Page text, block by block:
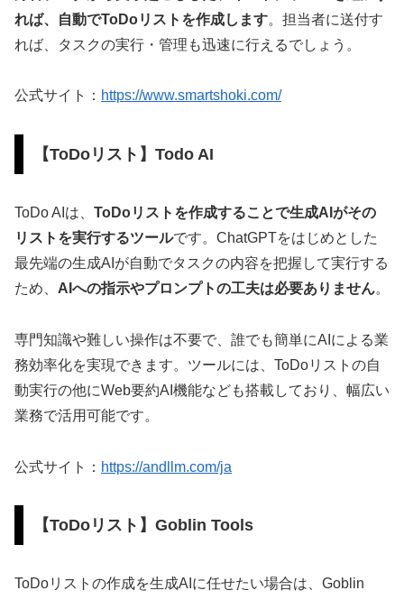
れば、自動でToDoリストを作成します。担当者に送付す
れば、タスクの実行・管理も迅速に行えるでしょう。
公式サイト： https://www.smartshoki.com/
【ToDoリスト】Todo AI
ToDo AIは、 ToDoリストを作成することで生成AIがその
リストを実行するツールです。ChatGPTをはじめとした
最先端の生成AIが自動でタスクの内容を把握して実行する
ため、 AIへの指示やプロンプトの工夫は必要ありません。
専門知識や難しい操作は不要で、誰でも簡単にAIによる業
務効率化を実現できます。ツールには、ToDoリストの自
動実行の他にWeb要約AI機能なども搭載しており、幅広い
業務で活用可能です。
公式サイト： https://andllm.com/ja
【ToDoリスト】Goblin Tools
ToDoリストの作成を生成AIに任せたい場合は、Goblin